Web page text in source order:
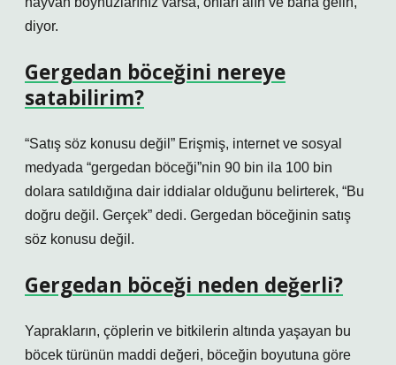
diyor.
Gergedan böceğini nereye
satabilirim?
“Satış söz konusu değil” Erişmiş, internet ve sosyal
medyada “gergedan böceği”nin 90 bin ila 100 bin
dolara satıldığına dair iddialar olduğunu belirterek, “Bu
doğru değil. Gerçek” dedi. Gergedan böceğinin satış
söz konusu değil.
Gergedan böceği neden değerli?
Yaprakların, çöplerin ve bitkilerin altında yaşayan bu
böcek türünün maddi değeri, böceğin boyutuna göre